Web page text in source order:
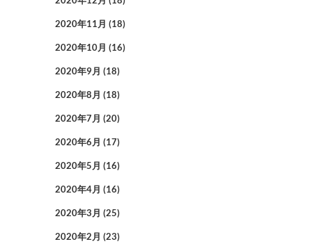
2020年11月 (18)
2020年10月 (16)
2020年9月 (18)
2020年8月 (18)
2020年7月 (20)
2020年6月 (17)
2020年5月 (16)
2020年4月 (16)
2020年3月 (25)
2020年2月 (23)